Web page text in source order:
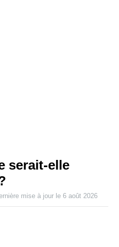
serait-elle
mise à jour le6 août 2026